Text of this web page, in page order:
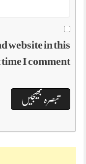
website in this
I comment.